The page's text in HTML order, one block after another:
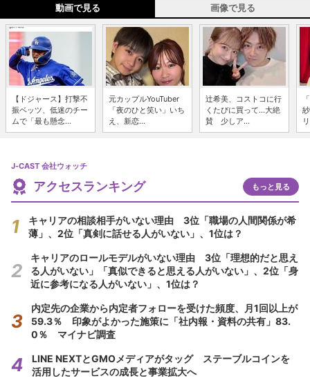
動画で見る 画像で見る
【ドジャース】打撃不
振ベッツ、低迷のチー
ムで「最も懸念...
元カップルYouTuber
「夜のひと笑い」いち
え、新恋...
辻希美、コストコに行
くたびに買って...大絶
賛 少しア...
J-CAST 会社ウォッチ
アクセスランキング もっと見る
キャリアの相談相手がいない理由 3位「職場の人間関係が希
薄」、2位「真剣に話せる人がいない」、1位は？
キャリアのロールモデルがいない理由 3位「理想的だと思え
る人がいない」「真似できると思える人がいない」、2位「身
近に参考になる人がいない」、1位は？
内定先の企業から内定者フォローを受けた頻度、月1回以上が
59.3％ 印象がよかった施策に「社内報・資料の共有」83.
0％ マイナビ調査
LINE NEXTとGMOメディアがタッグ ステーブルコインを
活用したサービスの成長と事業拡大へ